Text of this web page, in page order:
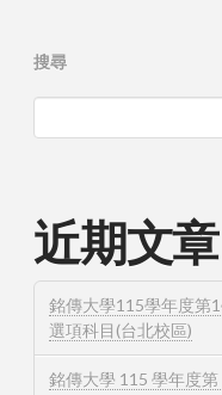
搜尋
近期文章
銘傳大學115學年度第
選項科目(台北校區)
銘傳大學 115 學年度